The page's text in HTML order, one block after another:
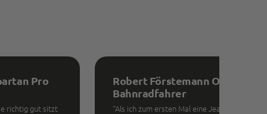
Pro
richtig gut sitzt
Robert Förstemann Olympia
Bahnradfahrer
“Als ich zum ersten Mal eine Jeans von